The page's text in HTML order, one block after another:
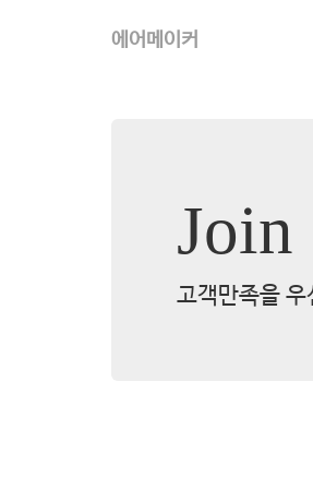
에어메이커
Join
고객만족을